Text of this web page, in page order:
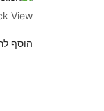
View
הוסף